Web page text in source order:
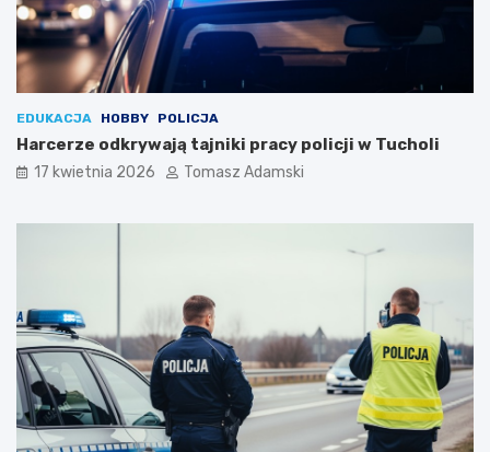
EDUKACJA HOBBY POLICJA
Harcerze odkrywają tajniki pracy policji w Tucholi
17 kwietnia 2026 Tomasz Adamski